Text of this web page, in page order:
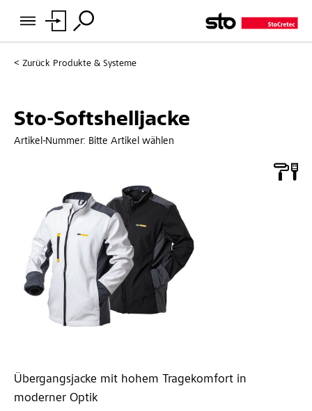
Zurück Produkte & Systeme
Sto-Softshelljacke
Artikel-Nummer: Bitte Artikel wählen
Übergangsjacke mit hohem Tragekomfort in
moderner Optik